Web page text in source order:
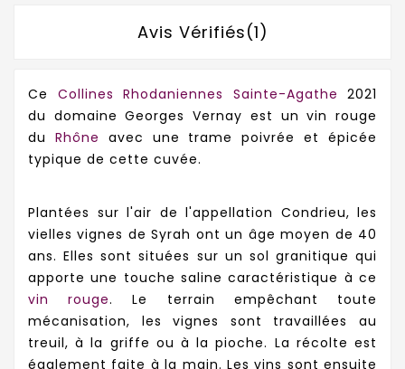
Avis Vérifiés(1)
Ce Collines Rhodaniennes Sainte-Agathe 2021
du domaine Georges Vernay est un vin rouge
du Rhône avec une trame poivrée et épicée
typique de cette cuvée.
Plantées sur l'air de l'appellation Condrieu, les
vielles vignes de Syrah ont un âge moyen de 40
ans. Elles sont situées sur un sol granitique qui
apporte une touche saline caractéristique à ce
vin rouge. Le terrain empêchant toute
mécanisation, les vignes sont travaillées au
treuil, à la griffe ou à la pioche. La récolte est
également faite à la main. Les vins sont ensuite